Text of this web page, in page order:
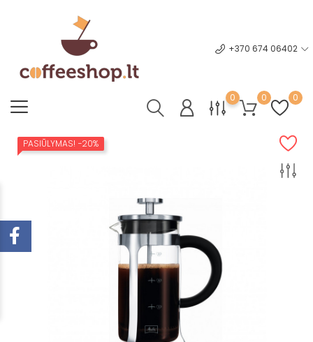
+370 674 06402
0 0 0
PASIŪLYMAS! −20%